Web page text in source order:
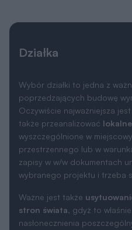
Działka
Wybór działki to jedna z
poprzedzających budowę
Oczywiście najważniejsza
także przeanalizować
wyszczególnione w
przestrzennego lub w
zapisy w w/w dokumentach
wybranego projektu i trzeba
Ważne jest także
stron świata, gdyż to
nasłonecznienia